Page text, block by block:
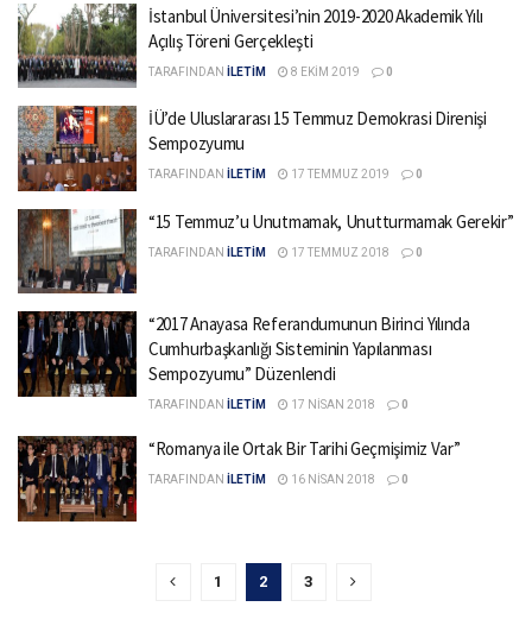
İstanbul Üniversitesi’nin 2019-2020 Akademik Yılı
Açılış Töreni Gerçekleşti
TARAFINDAN İLETİM 8 EKIM 2019 0
İÜ’de Uluslararası 15 Temmuz Demokrasi Direnişi
Sempozyumu
TARAFINDAN İLETİM 17 TEMMUZ 2019 0
“15 Temmuz’u Unutmamak, Unutturmamak Gerekir”
TARAFINDAN İLETİM 17 TEMMUZ 2018 0
“2017 Anayasa Referandumunun Birinci Yılında
Cumhurbaşkanlığı Sisteminin Yapılanması
Sempozyumu” Düzenlendi
TARAFINDAN İLETİM 17 NISAN 2018 0
“Romanya ile Ortak Bir Tarihi Geçmişimiz Var”
TARAFINDAN İLETİM 16 NISAN 2018 0
1 2 3